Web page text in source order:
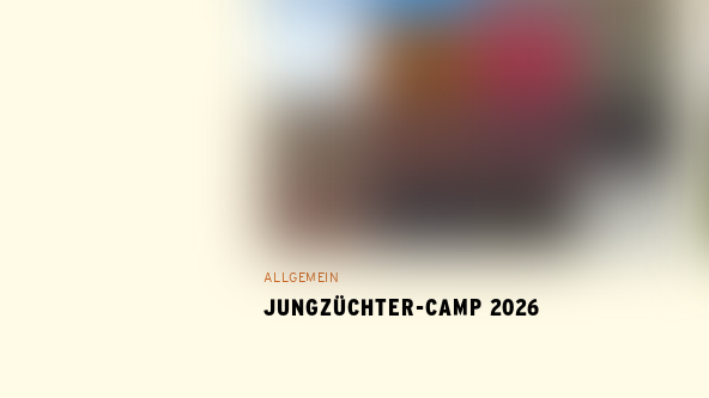
ALLGEMEIN
JUNGZÜCHTER-CAMP 2026